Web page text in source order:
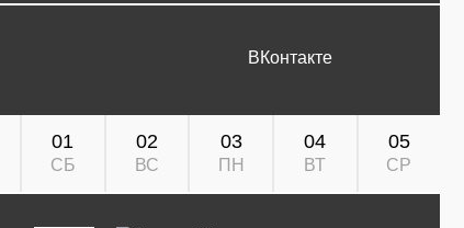
ВКонтакте
01
СБ
02
ВС
03
ПН
04
ВТ
05
СР